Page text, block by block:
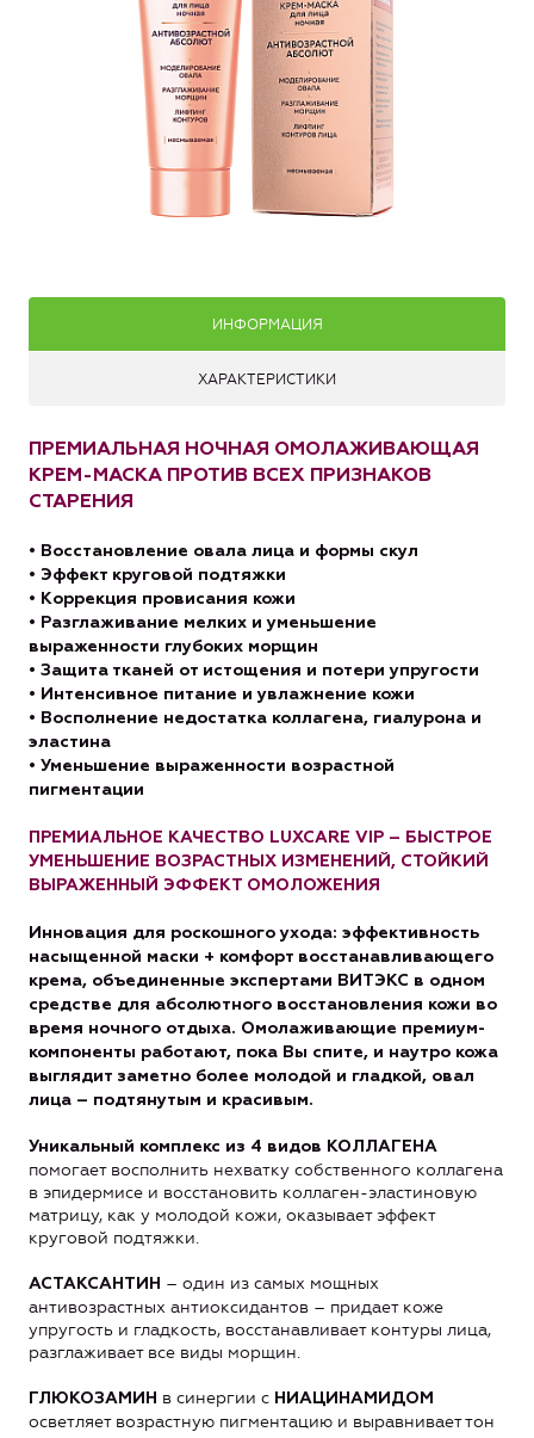
ИНФОРМАЦИЯ
ХАРАКТЕРИСТИКИ
ПРЕМИАЛЬНАЯ НОЧНАЯ ОМОЛАЖИВАЮЩАЯ
КРЕМ-МАСКА ПРОТИВ ВСЕХ ПРИЗНАКОВ
СТАРЕНИЯ
• Восстановление овала лица и формы скул
• Эффект круговой подтяжки
• Коррекция провисания кожи
• Разглаживание мелких и уменьшение
выраженности глубоких морщин
• Защита тканей от истощения и потери упругости
• Интенсивное питание и увлажнение кожи
• Восполнение недостатка коллагена, гиалурона и
эластина
• Уменьшение выраженности возрастной
пигментации
ПРЕМИАЛЬНОЕ КАЧЕСТВО LUXCARE VIP – БЫСТРОЕ
УМЕНЬШЕНИЕ ВОЗРАСТНЫХ ИЗМЕНЕНИЙ, СТОЙКИЙ
ВЫРАЖЕННЫЙ ЭФФЕКТ ОМОЛОЖЕНИЯ
Инновация для роскошного ухода: эффективность
насыщенной маски + комфорт восстанавливающего
крема, объединенные экспертами ВИТЭКС в одном
средстве для абсолютного восстановления кожи во
время ночного отдыха. Омолаживающие премиум-
компоненты работают, пока Вы спите, и наутро кожа
выглядит заметно более молодой и гладкой, овал
лица – подтянутым и красивым.
Уникальный комплекс из 4 видов КОЛЛАГЕНА
помогает восполнить нехватку собственного коллагена
в эпидермисе и восстановить коллаген-эластиновую
матрицу, как у молодой кожи, оказывает эффект
круговой подтяжки.
АСТАКСАНТИН – один из самых мощных
антивозрастных антиоксидантов – придает коже
упругость и гладкость, восстанавливает контуры лица,
разглаживает все виды морщин.
ГЛЮКОЗАМИН в синергии с НИАЦИНАМИДОМ
осветляет возрастную пигментацию и выравнивает тон